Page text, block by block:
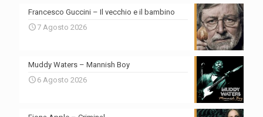
Francesco Guccini – Il vecchio e il bambino
7 Agosto 2026
Muddy Waters – Mannish Boy
6 Agosto 2026